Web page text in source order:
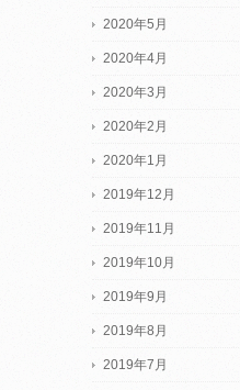
2020年5月
2020年4月
2020年3月
2020年2月
2020年1月
2019年12月
2019年11月
2019年10月
2019年9月
2019年8月
2019年7月